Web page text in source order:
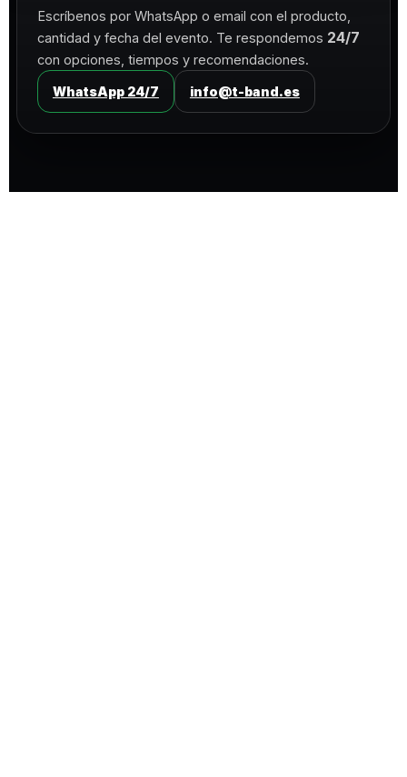
Escríbenos por WhatsApp o email con el producto,
cantidad y fecha del evento. Te respondemos 24/7
con opciones, tiempos y recomendaciones.
WhatsApp 24/7 info@t-band.es